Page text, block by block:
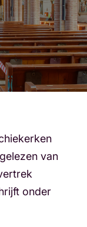
van
onder